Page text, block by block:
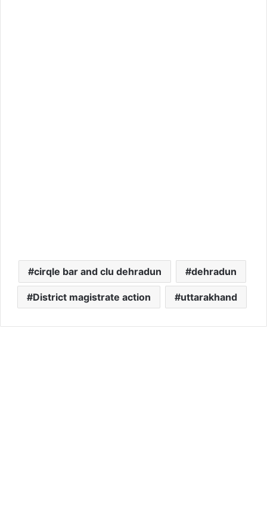
cirqle bar and clu dehradun dehradun
District magistrate action uttarakhand